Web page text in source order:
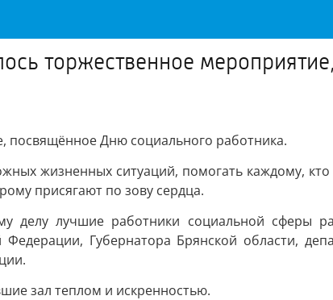
торжественное
посвящённое Дню социального работника.
жизненных ситуаций, помогать каждому,
присягают по зову сердца.
делу лучшие работники социальной сферы
Губернатора Брянской области,
зал теплом и искренностью.